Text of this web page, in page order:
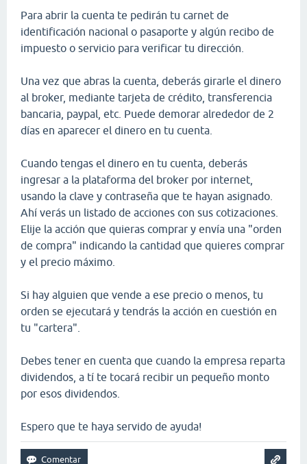
Para abrir la cuenta te pedirán tu carnet de
identificación nacional o pasaporte y algún recibo de
impuesto o servicio para verificar tu dirección.
Una vez que abras la cuenta, deberás girarle el dinero
al broker, mediante tarjeta de crédito, transferencia
bancaria, paypal, etc. Puede demorar alrededor de 2
días en aparecer el dinero en tu cuenta.
Cuando tengas el dinero en tu cuenta, deberás
ingresar a la plataforma del broker por internet,
usando la clave y contraseña que te hayan asignado.
Ahí verás un listado de acciones con sus cotizaciones.
Elije la acción que quieras comprar y envía una "orden
de compra" indicando la cantidad que quieres comprar
y el precio máximo.
Si hay alguien que vende a ese precio o menos, tu
orden se ejecutará y tendrás la acción en cuestión en
tu "cartera".
Debes tener en cuenta que cuando la empresa reparta
dividendos, a tí te tocará recibir un pequeño monto
por esos dividendos.
Espero que te haya servido de ayuda!